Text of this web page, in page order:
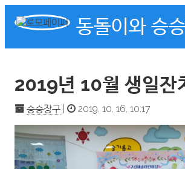
동돌이와 승
2019년 10월 생일잔
승승장구 2019. 10. 16. 10:17